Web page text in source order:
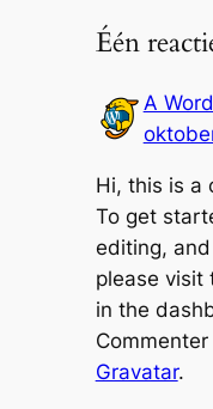
Één
A
Hi, this is a
To get
editing,
please visit
in the
Gravatar.